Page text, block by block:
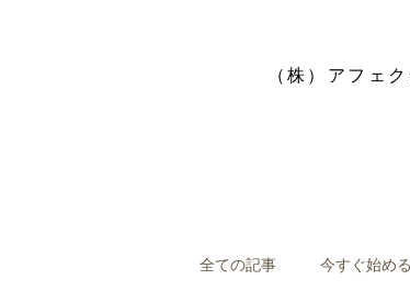
（株）アフェ
全ての記事 今すぐ始める